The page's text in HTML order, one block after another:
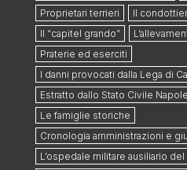
Proprietari terrieri
Il
Il “capitel grando”
Praterie ed eserciti
I danni provocati dalla Lega di
Estratto dallo Stato Civile
Le famiglie storiche
Cronologia amministrazioni e
L’ospedale militare ausiliario del